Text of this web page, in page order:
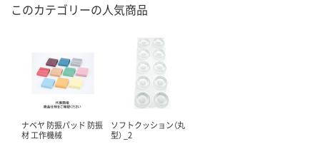
このカテゴリーの人気商品
ナベヤ 防振パッド 防振
材 工作機械
ソフトクッション（丸
型） _2